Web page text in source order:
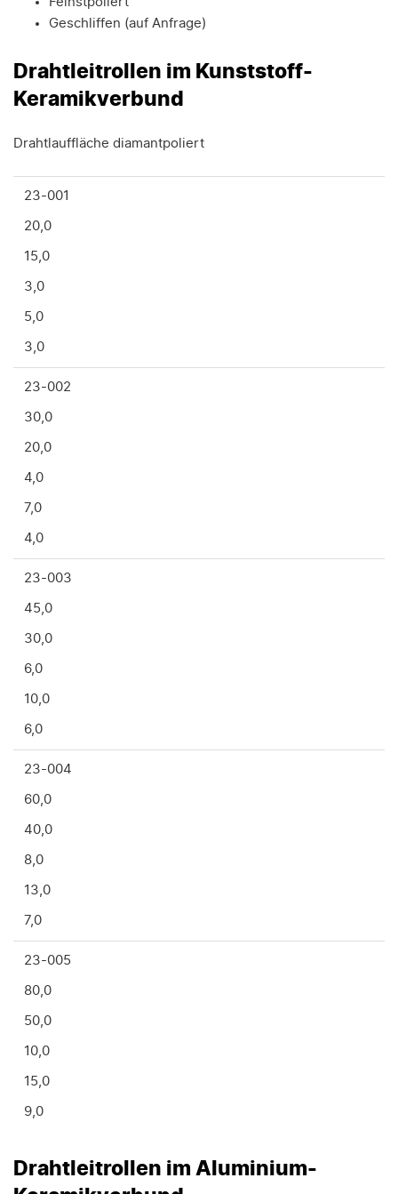
Geschliffen (auf Anfrage)
Drahtleitrollen im Kunststoff-
Keramikverbund
Drahtlauffläche diamantpoliert
23-001
20,0
15,0
3,0
5,0
3,0
23-002
30,0
20,0
4,0
7,0
4,0
23-003
45,0
30,0
6,0
10,0
6,0
23-004
60,0
40,0
8,0
13,0
7,0
23-005
80,0
50,0
10,0
15,0
9,0
Drahtleitrollen im Aluminium-